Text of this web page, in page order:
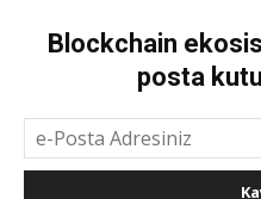
Blockchain
posta